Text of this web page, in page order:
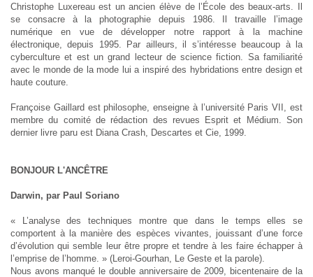
Christophe Luxereau est un ancien élève de l’École des beaux-arts. Il
se consacre à la photographie depuis 1986. Il travaille l’image
numérique en vue de développer notre rapport à la machine
électronique, depuis 1995. Par ailleurs, il s’intéresse beaucoup à la
cyberculture et est un grand lecteur de science fiction. Sa familiarité
avec le monde de la mode lui a inspiré des hybridations entre design et
haute couture.
Françoise Gaillard est philosophe, enseigne à l’université Paris VII, est
membre du comité de rédaction des revues Esprit et Médium. Son
dernier livre paru est Diana Crash, Descartes et Cie, 1999.
BONJOUR L'ANCÊTRE
Darwin, par Paul Soriano
« L’analyse des techniques montre que dans le temps elles se
comportent à la manière des espèces vivantes, jouissant d’une force
d’évolution qui semble leur être propre et tendre à les faire échapper à
l’emprise de l’homme. » (Leroi-Gourhan, Le Geste et la parole).
Nous avons manqué le double anniversaire de 2009, bicentenaire de la